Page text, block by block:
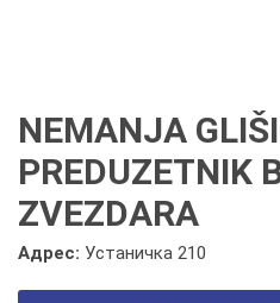
NEMANJA
PREDUZETNIK
ZVEZDARA
Адрес: Устаничка 210